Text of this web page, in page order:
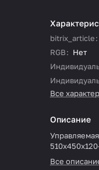
bitrix_article:
RGB: Нет
Все
Описание
Все